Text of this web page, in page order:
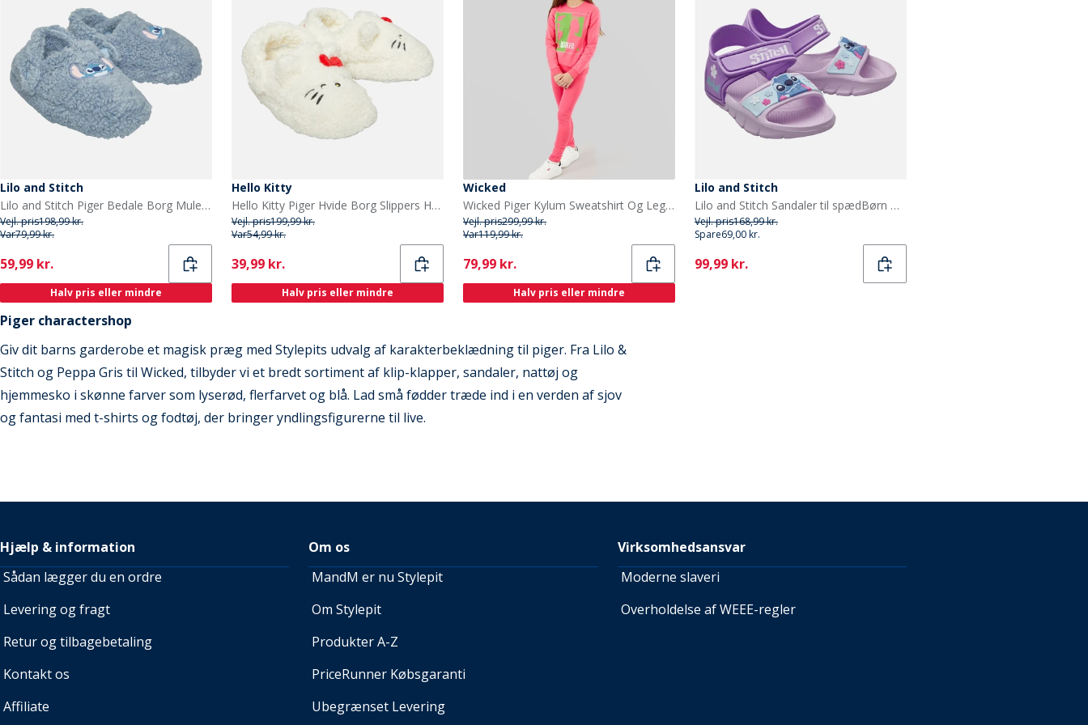
Lilo and Stitch
Lilo and Stitch Piger Bedale Borg Mule Hjemmesko Lyseblå
Vejl. pris198,99 kr.
Var79,99 kr.
Current
59,99 kr.
Halv pris eller mindre
Hello Kitty
Hello Kitty Piger Hvide Borg Slippers Hvid/Rød
Vejl. pris199,99 kr.
Var54,99 kr.
Current
39,99 kr.
Halv pris eller mindre
Wicked
Wicked Piger Kylum Sweatshirt Og Leggings Træningsdragt Camilla
Vejl. pris299,99 kr.
Var119,99 kr.
Current
79,99 kr.
Halv pris eller mindre
Lilo and Stitch
Lilo and Stitch Sandaler til spædBørn med ankelrem Lilac
Vejl. pris168,99 kr.
Spare69,00 kr.
Current
99,99 kr.
Piger charactershop
Giv dit barns garderobe et magisk præg med Stylepits udvalg af karakterbeklædning til piger. Fra Lilo &
Stitch og Peppa Gris til Wicked, tilbyder vi et bredt sortiment af klip-klapper, sandaler, nattøj og
hjemmesko i skønne farver som lyserød, flerfarvet og blå. Lad små fødder træde ind i en verden af sjov
og fantasi med t-shirts og fodtøj, der bringer yndlingsfigurerne til live.
Hjælp & information
Sådan lægger du en ordre
Levering og fragt
Retur og tilbagebetaling
Kontakt os
Affiliate
Om os
MandM er nu Stylepit
Om Stylepit
Produkter A-Z
PriceRunner Købsgaranti
Ubegrænset Levering
Virksomhedsansvar
Moderne slaveri
Overholdelse af WEEE-regler